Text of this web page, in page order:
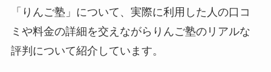
「りんご塾」について、実際に利用した人の口コ
ミや料金の詳細を交えながらりんご塾のリアルな
評判について紹介しています。